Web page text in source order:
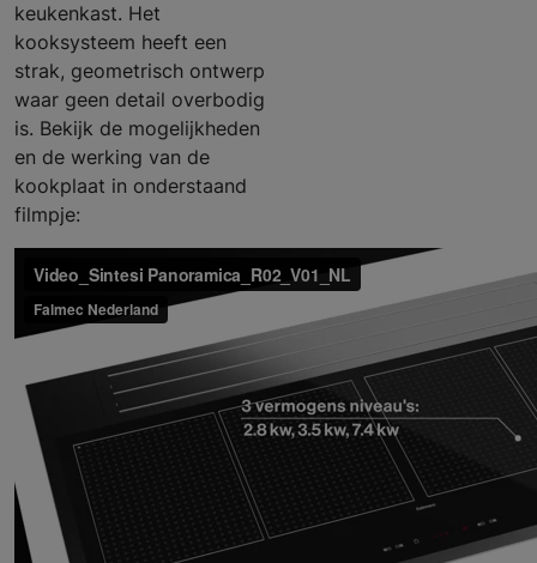
keukenkast. Het
kooksysteem heeft een
strak, geometrisch ontwerp
waar geen detail overbodig
is. Bekijk de mogelijkheden
en de werking van de
kookplaat in onderstaand
filmpje: